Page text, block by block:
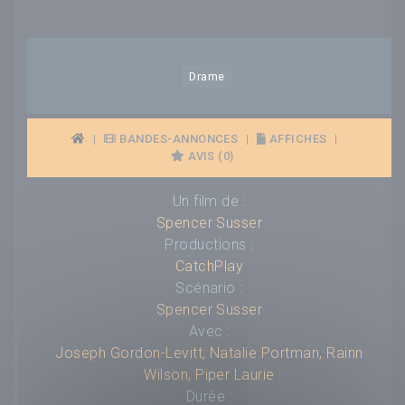
Drame
| BANDES-ANNONCES | AFFICHES
|
AVIS (0)
Un film de :
Spencer Susser
Productions :
CatchPlay
Scénario :
Spencer Susser
Avec :
Joseph Gordon-Levitt, Natalie Portman, Rainn
Wilson, Piper Laurie
Durée :